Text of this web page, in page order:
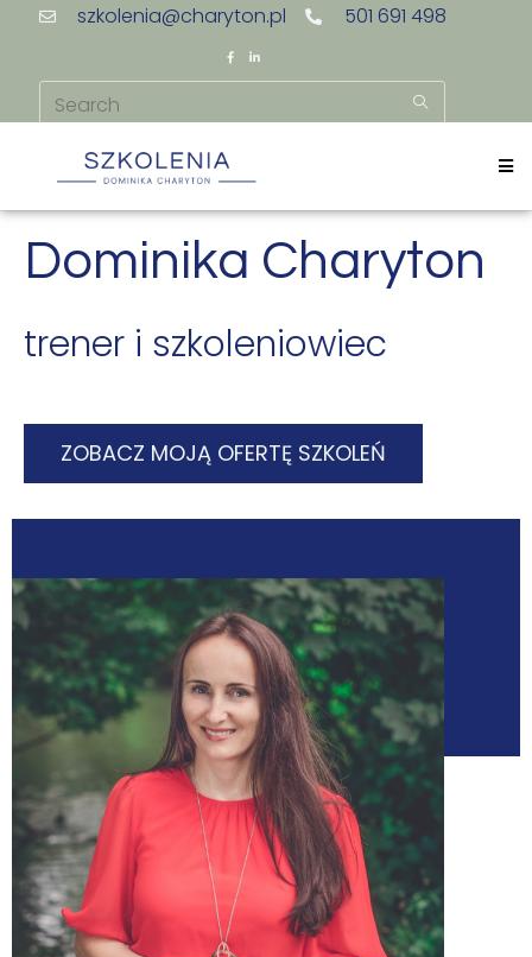
szkolenia@charyton.pl 501 691 498
Dominika Charyton
trener i szkoleniowiec
ZOBACZ MOJĄ OFERTĘ SZKOLEŃ